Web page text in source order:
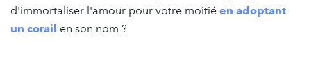
d'immortaliser l'amour pour votre moitié en adoptant
un corail en son nom ?